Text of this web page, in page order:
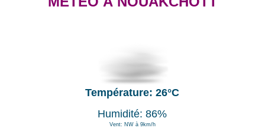
Température: 26°C
Humidité: 86%
Vent: NW à 9km/h